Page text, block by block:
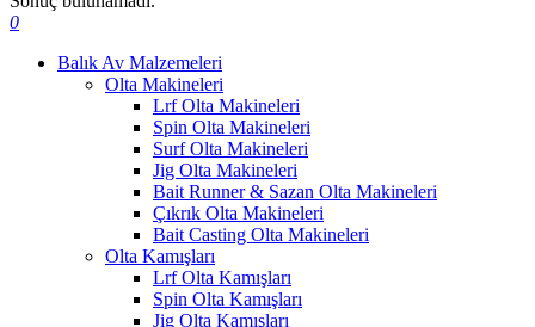
0
Balık Av Malzemeleri
Olta Makineleri
Lrf Olta Makineleri
Spin Olta Makineleri
Surf Olta Makineleri
Jig Olta Makineleri
Bait Runner & Sazan Olta Makineleri
Çıkrık Olta Makineleri
Bait Casting Olta Makineleri
Olta Kamışları
Lrf Olta Kamışları
Spin Olta Kamışları
Jig Olta Kamışları